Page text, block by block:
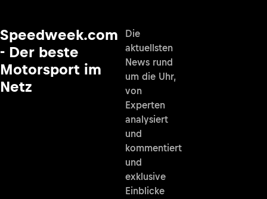
Speedweek.com
- Der beste
Motorsport im
Netz
Die
aktuellsten
News rund
um die Uhr,
von
Experten
analysiert
und
kommentiert
und
exklusive
Einblicke